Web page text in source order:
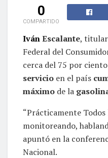
0
COMPARTIDO
IvánEscalante,
Federal del
cerca del 75 por
servicio en el país
máximo de la
“Prácticamente
monitoreando,
apuntó en la
Nacional.